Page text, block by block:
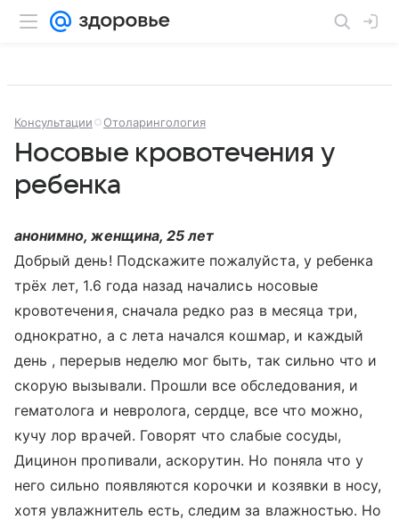
Консультации Отоларингология
Носовые кровотечения у
ребенка
анонимно, женщина, 25 лет
Добрый день! Подскажите пожалуйста, у ребенка
трёх лет, 1.6 года назад начались носовые
кровотечения, сначала редко раз в месяца три,
однократно, а с лета начался кошмар, и каждый
день , перерыв неделю мог быть, так сильно что и
скорую вызывали. Прошли все обследования, и
гематолога и невролога, сердце, все что можно,
кучу лор врачей. Говорят что слабые сосуды,
Дицинон пропивали, аскорутин. Но поняла что у
него сильно появляются корочки и козявки в носу,
хотя увлажнитель есть, следим за влажностью. Но